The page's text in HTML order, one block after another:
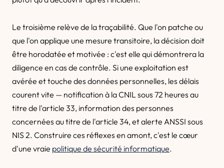
Le troisième relève de la traçabilité. Que l'on patche ou
que l'on applique une mesure transitoire, la décision doit
être horodatée et motivée : c'est elle qui démontrera la
diligence en cas de contrôle. Si une exploitation est
avérée et touche des données personnelles, les délais
courent vite — notification à la CNIL sous 72 heures au
titre de l'article 33, information des personnes
concernées au titre de l'article 34, et alerte ANSSI sous
NIS 2. Construire ces réflexes en amont, c'est le cœur
d'une vraie politique de sécurité informatique.